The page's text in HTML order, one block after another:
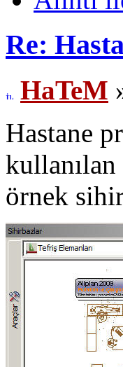
Re:
HaTeM
Hastane
örnek